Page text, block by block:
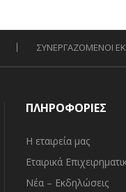
7.00€.είναι:
6.30€.
ΣΥΝΕΡΓΑΖΟΜΕΝΟΙ
ΠΛΗΡΟΦΟΡΙΕΣ
Η εταιρεία μας
Εταιρικά
Νέα – Εκδηλώσεις